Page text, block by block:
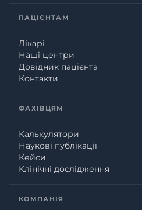
ПАЦІЄНТАМ
Лікарі
Наші центри
Довідник пацієнта
Контакти
ФАХІВЦЯМ
Калькулятори
Наукові публікації
Кейси
Клінічні дослідження
КОМПАНІЯ